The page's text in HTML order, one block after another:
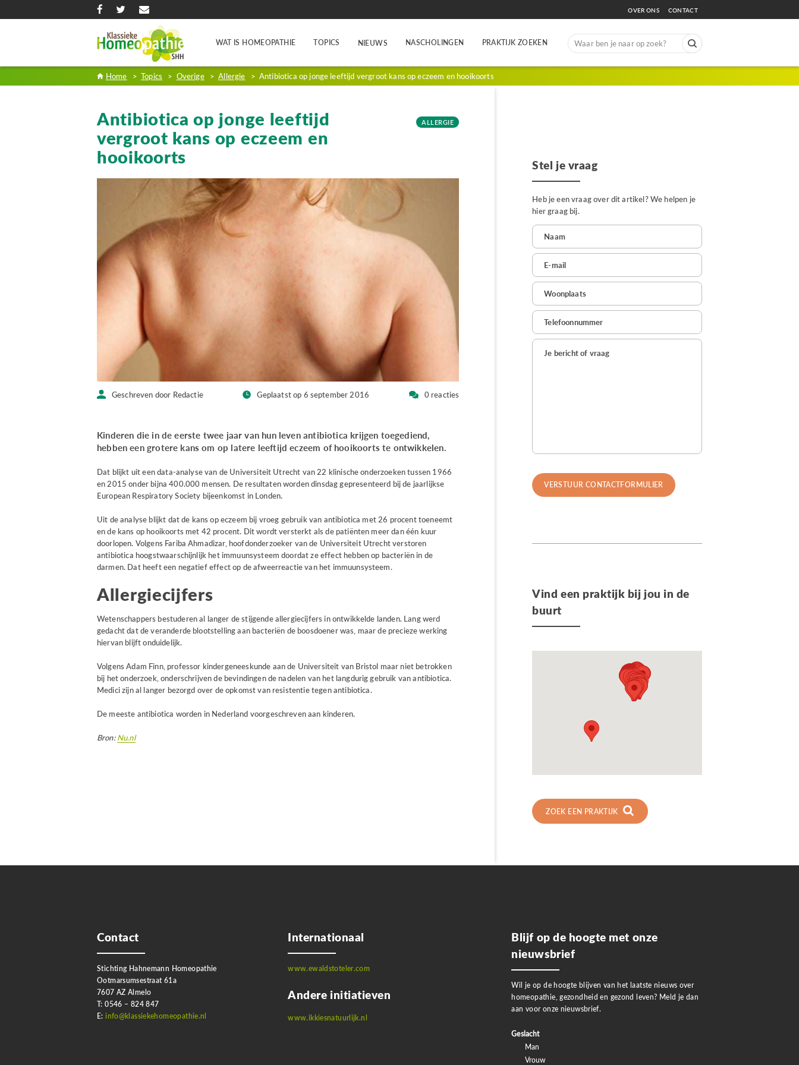
OVER ONS CONTACT
WAT IS HOMEOPATHIE TOPICS NIEUWS NASCHOLINGEN PRAKTIJK ZOEKEN
Search
Home > Topics > Overige > Allergie > Antibiotica op jonge leeftijd vergroot kans op eczeem en hooikoorts
Antibiotica op jonge leeftijd
vergroot kans op eczeem en
hooikoorts
ALLERGIE
Geschreven door Redactie Geplaatst op 6 september 2016 0 reacties
Kinderen die in de eerste twee jaar van hun leven antibiotica krijgen toegediend,
hebben een grotere kans om op latere leeftijd eczeem of hooikoorts te ontwikkelen.
Dat blijkt uit een data-analyse van de Universiteit Utrecht van 22 klinische onderzoeken tussen 1966
en 2015 onder bijna 400.000 mensen. De resultaten worden dinsdag gepresenteerd bij de jaarlijkse
European Respiratory Society bijeenkomst in Londen.
Uit de analyse blijkt dat de kans op eczeem bij vroeg gebruik van antibiotica met 26 procent toeneemt
en de kans op hooikoorts met 42 procent. Dit wordt versterkt als de patiënten meer dan één kuur
doorlopen. Volgens Fariba Ahmadizar, hoofdonderzoeker van de Universiteit Utrecht verstoren
antibiotica hoogstwaarschijnlijk het immuunsysteem doordat ze effect hebben op bacteriën in de
darmen. Dat heeft een negatief effect op de afweerreactie van het immuunsysteem.
Allergiecijfers
Wetenschappers bestuderen al langer de stijgende allergiecijfers in ontwikkelde landen. Lang werd
gedacht dat de veranderde blootstelling aan bacteriën de boosdoener was, maar de precieze werking
hiervan blijft onduidelijk.
Volgens Adam Finn, professor kindergeneeskunde aan de Universiteit van Bristol maar niet betrokken
bij het onderzoek, onderschrijven de bevindingen de nadelen van het langdurig gebruik van antibiotica.
Medici zijn al langer bezorgd over de opkomst van resistentie tegen antibiotica.
De meeste antibiotica worden in Nederland voorgeschreven aan kinderen.
Bron:Nu.nl
Stel je vraag
Heb je een vraag over dit artikel? We helpen je
hier graag bij.
Vind een praktijk bij jou in de
buurt
ZOEK EEN PRAKTIJK
Contact
Stichting Hahnemann Homeopathie
Ootmarsumsestraat 61a
7607 AZ Almelo
T: 0546 – 824 847
E:info@klassiekehomeopathie.nl
Internationaal
www.ewaldstoteler.com
Andere initiatieven
www.ikkiesnatuurlijk.nl
Blijf op de hoogte met onze
nieuwsbrief
Wil je op de hoogte blijven van het laatste nieuws over
homeopathie, gezondheid en gezond leven? Meld je dan
aan voor onze nieuwsbrief.
Geslacht
Man
Vrouw